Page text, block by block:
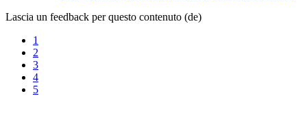
Lascia un feedback per questo contenuto (de)
1
2
3
4
5